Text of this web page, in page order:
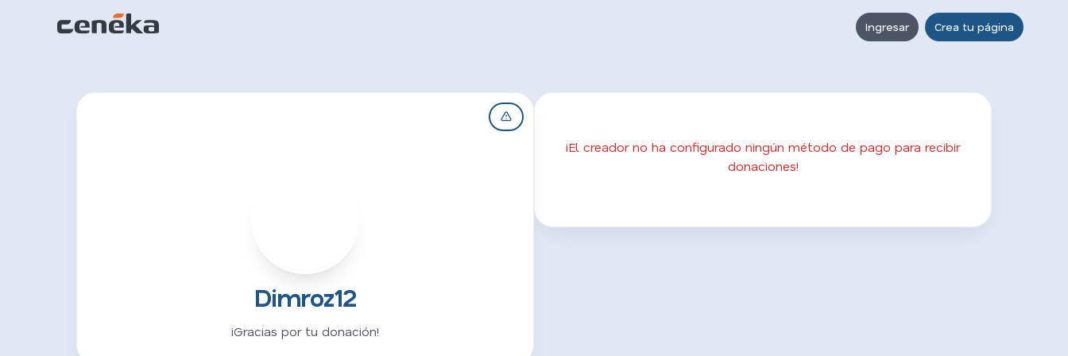
Ingresar Crea tu página
Dimroz12
¡Gracias por tu donación!
¡El creador no ha configurado ningún método de pago para recibir
donaciones!